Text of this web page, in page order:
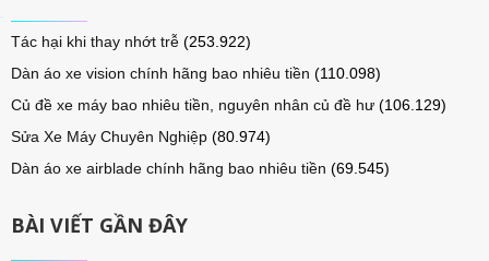
Tác hại khi thay nhớt trễ (253.922)
Dàn áo xe vision chính hãng bao nhiêu tiền (110.098)
Củ đề xe máy bao nhiêu tiền, nguyên nhân củ đề hư (106.129)
Sửa Xe Máy Chuyên Nghiệp (80.974)
Dàn áo xe airblade chính hãng bao nhiêu tiền (69.545)
BÀI VIẾT GẦN ĐÂY